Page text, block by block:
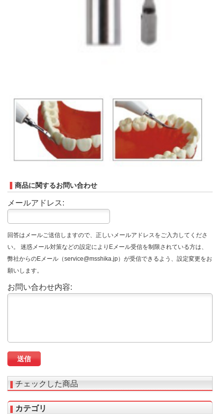
商品に関するお問い合わせ
メールアドレス:
回答はメールご送信しますので、正しいメールアドレスをご入力してくださ
い。 迷惑メール対策などの設定によりEメール受信を制限されている方は、
弊社からのEメール（service@msshika.jp）が受信できるよう、設定変更をお
願いします。
お問い合わせ内容:
チェックした商品
カテゴリ